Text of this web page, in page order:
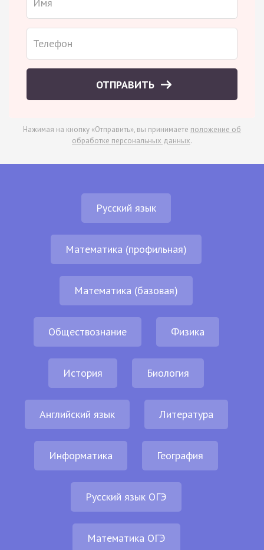
ОТПРАВИТЬ
Нажимая на кнопку «Отправить», вы принимаете положение об
обработке персональных данных.
Русский язык
Математика (профильная)
Математика (базовая)
Обществознание Физика
История Биология
Английский язык Литература
Информатика География
Русский язык ОГЭ
Математика ОГЭ